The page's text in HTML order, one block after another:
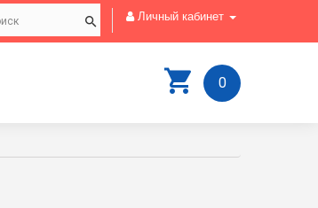
Личный кабинет
0